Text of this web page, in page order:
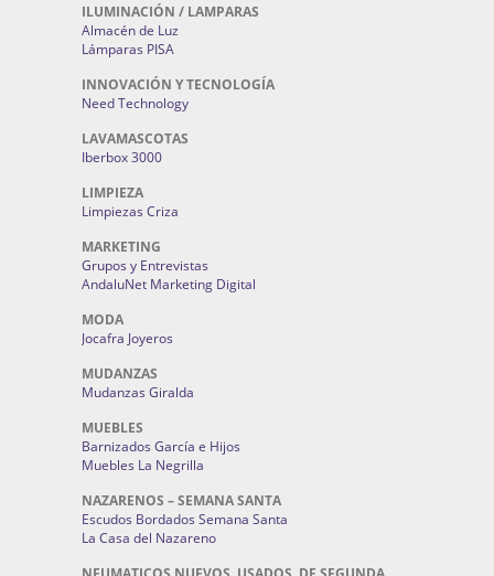
ILUMINACIÓN / LAMPARAS
Almacén de Luz
Lámparas PISA
INNOVACIÓN Y TECNOLOGÍA
Need Technology
LAVAMASCOTAS
Iberbox 3000
LIMPIEZA
Limpiezas Criza
MARKETING
Grupos y Entrevistas
AndaluNet Marketing Digital
MODA
Jocafra Joyeros
MUDANZAS
Mudanzas Giralda
MUEBLES
Barnizados García e Hijos
Muebles La Negrilla
NAZARENOS – SEMANA SANTA
Escudos Bordados Semana Santa
La Casa del Nazareno